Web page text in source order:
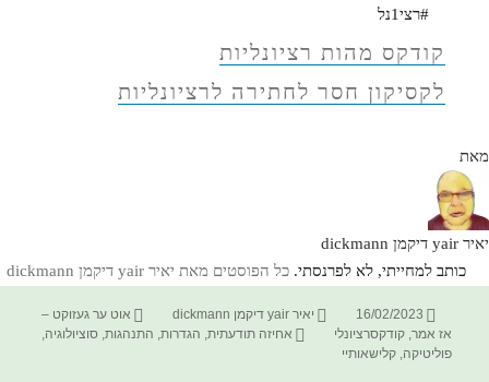
#רצי1נל
קודקס מהות רציונליות
לקסיקון חסר לחתירה לרציונליות
מאת
יאיר yair דיקמן dickmann
כותב למחייתי, לא לפרנסתי. כל הפוסטים מאת יאיר yair דיקמן dickmann‏
פורסם
בתאריך
16/02/2023 מחבר
יאיר yair דיקמן dickmann קטגוריות
אוט ער געזוקט –
אז אמר,קודקסרציונלי תגיות
אחיזה תודעתית, הגדרות, התנהגות,סוציולוגיה,
פוליטיקה,קלישאותיי